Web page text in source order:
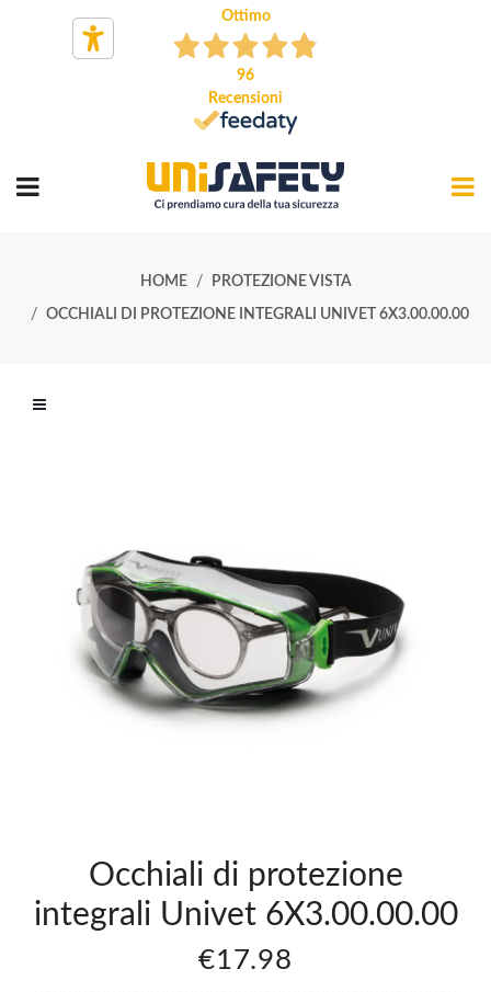
Ottimo
96
Recensioni
HOME PROTEZIONE VISTA
OCCHIALI DI PROTEZIONE INTEGRALI UNIVET 6X3.00.00.00
Occhiali A
Mascherina
Univet
6X3.00.00.05
Lenti Verdi
€18.64
Occhiali di protezione
integrali Univet 6X3.00.00.00
€17.98